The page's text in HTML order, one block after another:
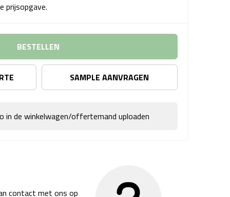
prijsopgave.
BESTELLEN
SAMPLE AANVRAGEN
in de winkelwagen/offertemand uploaden
contact met ons op